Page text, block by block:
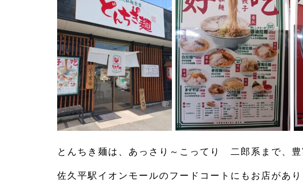
とんちき麺は、あっさり～こってり 二郎系まで、豊
佐久平駅イオンモールのフードコートにもお店があり